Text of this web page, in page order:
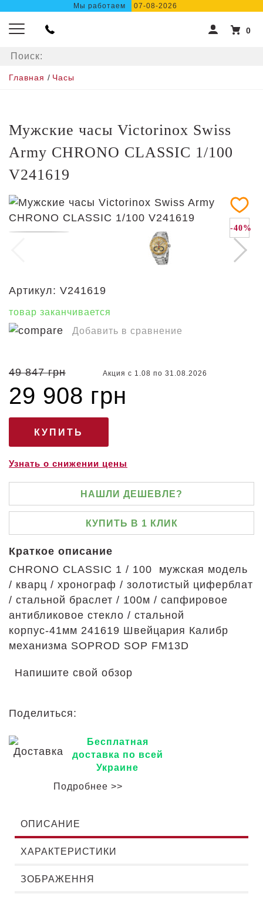
Мы работаем 07-08-2026
0
Главная / Часы
Мужские часы Victorinox Swiss
Army CHRONO CLASSIC 1/100
V241619
-40%
Артикул: V241619
товар заканчивается
Добавить в сравнение
49 847 грн Акция с 1.08 по 31.08.2026
29 908 грн
Узнать о снижении цены
НАШЛИ ДЕШЕВЛЕ?
КУПИТЬ В 1 КЛИК
Краткое описание
CHRONO CLASSIC 1 / 100 мужская модель
/ кварц / хронограф / золотистый циферблат
/ стальной браслет / 100м / сапфировое
антибликовое стекло / стальной
корпус-41мм 241619 Швейцария Калибр
механизма SOPROD SOP FM13D
Напишите свой обзор
Поделиться:
Бесплатная
доставка по всей
Украине
Подробнее >>
ОПИСАНИЕ
ХАРАКТЕРИСТИКИ
ЗОБРАЖЕННЯ